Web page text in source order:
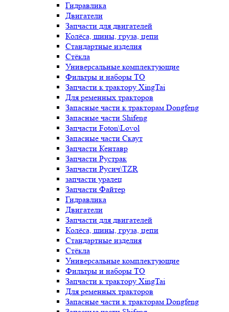
Гидравлика
Двигатели
Запчасти для двигателей
Колёса, шины, груза, цепи
Стандартные изделия
Стёкла
Универсальные комплектующие
Фильтры и наборы ТО
Запчасти к трактору XingTai
Для ременных тракторов
Запасные части к тракторам Dongfeng
Запасные части Shifeng
Запчасти Foton\Lovol
Запасные части Скаут
Запчасти Кентавр
Запчасти Рустрак
Запчасти Русич\TZR
запчасти уралец
Запчасти Файтер
Гидравлика
Двигатели
Запчасти для двигателей
Колёса, шины, груза, цепи
Стандартные изделия
Стёкла
Универсальные комплектующие
Фильтры и наборы ТО
Запчасти к трактору XingTai
Для ременных тракторов
Запасные части к тракторам Dongfeng